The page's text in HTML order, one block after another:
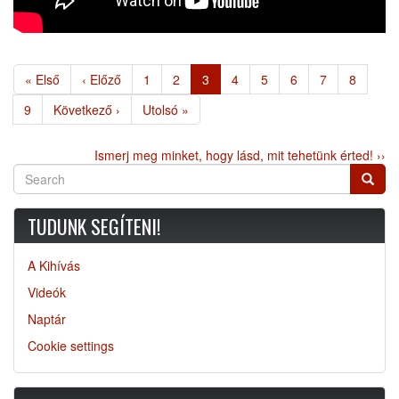
Oldalszámozás
Első
oldal
« Első
Előző
oldal
‹ Előző Page
1 Page
2
Jelenlegi
oldal
3 Page
4 Page
5 Page
6 Page
7 Page
8
Page
9
Következő
oldal
Következő ›
Utolsó
oldal
Utolsó »
Ismerj meg minket, hogy lásd, mit tehetünk érted! ››
Search
TUDUNK SEGÍTENI!
A Kihívás
Videók
Naptár
Cookie settings